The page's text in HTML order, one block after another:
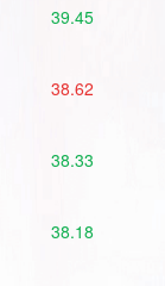
39.45
38.62
38.33
38.18